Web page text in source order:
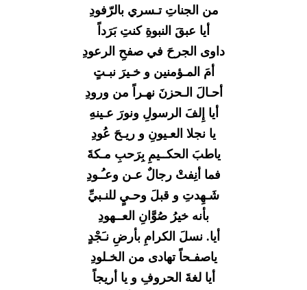
من الجناتِ تـسري بالرّفودِ
أيا عبقَ النبوةِ كنتِ بَرَداً
داوى الجرحَ في صفحِ الرعودِ
أمَ المـؤمنين و خـيرَ نبـتٍ
أحـالَ الـحزنَ نهـراً من ورودِ
أيا إِلفَ الرسولِ ونورَ عـينهِ
يا نجلا العـيونِ و ريـحَ عُودِ
ياطبَ الحكــيمِ بِرَحبِ مـكةَ
فما أنِفتْ رجالٌ عـن وعـُـودِ
شَـهِدتِ و قبلَ وحـيٍ للنـبيِّ
بأنه خيرُ صُوَّانِ العــهودِ
أيا. نسلَ الكرامِ بأرضِ نـَجْدٍ
ياصفـحاً تهادى من الخـلودِ
أيا لغةَ الحروفِ و يا أريجاً